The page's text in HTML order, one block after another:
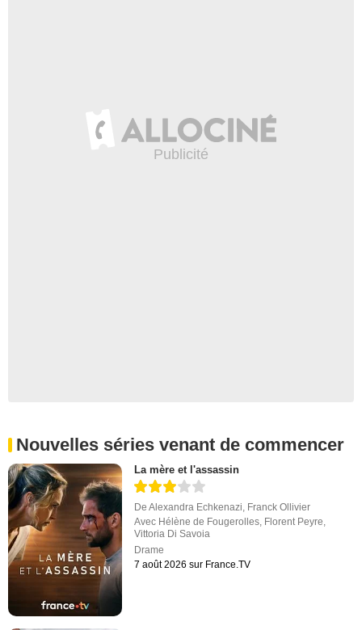
Nouvelles séries venant de commencer
La mère et l'assassin
DeAlexandra Echkenazi, Franck Ollivier
Avec Hélène de Fougerolles, Florent Peyre,
Vittoria Di Savoia
Drame
7 août 2026 sur France.TV